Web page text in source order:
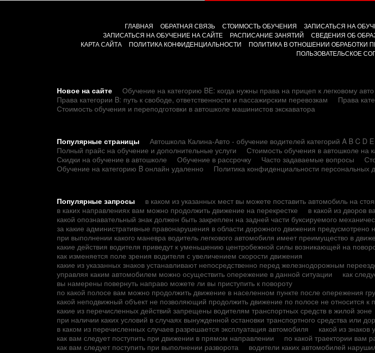
ГЛАВНАЯ ОБРАТНАЯ СВЯЗЬ СТОИМОСТЬ ОБУЧЕНИЯ ЗАПИСАТЬСЯ НА
ЗАПИСАТЬСЯ НА ОБУЧЕНИЕ НА САЙТЕ
РАСПИСАНИЕ ЗАНЯТИЙ СВЕДЕНИЯ ОБ
КАРТА САЙТА
ПОЛИТИКА КОНФИДЕНЦИАЛЬНОСТИ ПОЛИТИКА В ОТНОШЕНИИ ОБРАБОТКИ
ПОЛЬЗОВАТЕЛЬСКОЕ
Новое на сайте Обучение на категорию BE: когда нужны права на прицеп к легковому авто
Права категории B: путь к свободе, ответственности и пассажирским перевозкам
Права
Стоимость обучения и переподготовки в автошколе машинистов экскаватора
Популярные страницы
Автошкола Калина-Авто - обучение водителей категорий A B C D
Полный прайс на обучение и дополнительные услуги
Стоимость обучения в автошколе на
Скидки на обучение в автошколе
Обучение в рассрочку Часто задаваемые вопросы
Обучение на категорию B онлайн удаленно
Политика конфиденциальности персональных
Популярные запросы в каком из указанных мест вы можете поставить автомобиль на
в каких направлениях вам можно продолжить движение на перекрестке
в какой из дворов
какой опознавательный знак должен быть закреплен на задней части буксируемого
за какие административные правонарушения в области дорожного движения предусмотрено
при выполнении какого маневра водитель легкового автомобиля имеет преимущество в
какие действия водителя приведут к уменьшению центробежной силы возникающей на
как изменяется поле зрения водителя с увеличением скорости движения
какие из указанных знаков устанавливают непосредственно перед железнодорожным
управляя каким автомобилем можно осуществить опережение в данной ситуации
как
вы намерены повернуть направо можете ли вы приступить к повороту
по какой полосе вам можно продолжить движение в населенном пункте после опережения
какой неподвижный объект не позволяющий продолжить движение по полосе не относится к
какие из перечисленных действий запрещены водителям транспортных средств в жилой зоне
при наличии каких условий в случаях вынужденной остановки транспортного средства или
в каком из перечисленных случаев разрешается эксплуатация автомобиля
какой из знаков
как вам следует поступить при движении в прямом направлении
по какой траектории вам
как вам следует поступить при выполнении разворота
водители каких автомобилей